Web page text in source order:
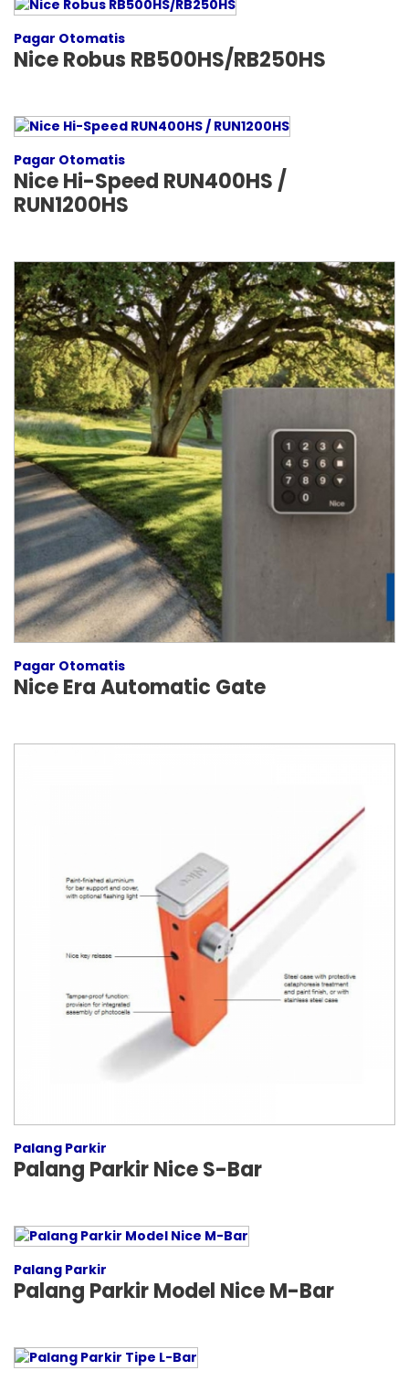
Pagar Otomatis
Nice Robus RB500HS/RB250HS
Pagar Otomatis
Nice Hi-Speed RUN400HS /
RUN1200HS
Pagar Otomatis
Nice Era Automatic Gate
Palang Parkir
Palang Parkir Nice S-Bar
Palang Parkir
Palang Parkir Model Nice M-Bar